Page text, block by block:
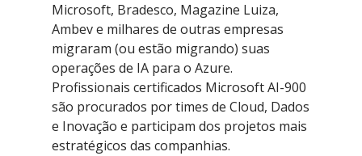
Microsoft, Bradesco, Magazine Luiza,
Ambev e milhares de outras empresas
migraram (ou estão migrando) suas
operações de IA para o Azure.
Profissionais certificados Microsoft AI-900
são procurados por times de Cloud, Dados
e Inovação e participam dos projetos mais
estratégicos das companhias.